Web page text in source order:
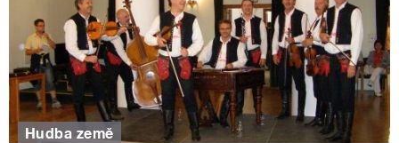
Hudba země